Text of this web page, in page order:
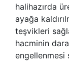
halihazırda
ayağa
teşvikleri
hacminin
engellenmesi